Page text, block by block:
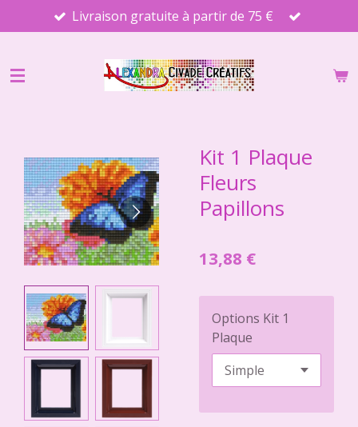
au
principal
Livraison gratuite à partir de 75 €
Kit 1 Plaque
Fleurs
Papillons
13,88 €
Options Kit 1
Plaque